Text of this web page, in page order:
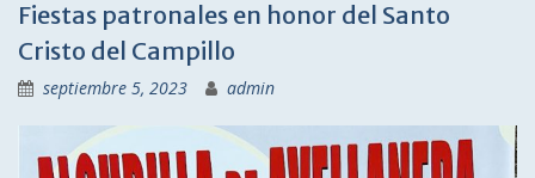
Fiestas patronales en honor del Santo
Cristo del Campillo
septiembre 5, 2023 admin